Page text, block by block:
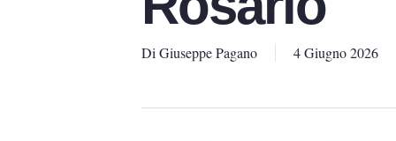
Di Giuseppe Pagano 4 Giugno 2026